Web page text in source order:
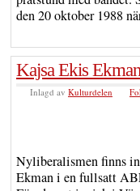
den 20 oktober 1988
Kajsa Ekis
Inlagd av Kulturdelen
Nyliberalismen finns
Ekman i en fullsatt